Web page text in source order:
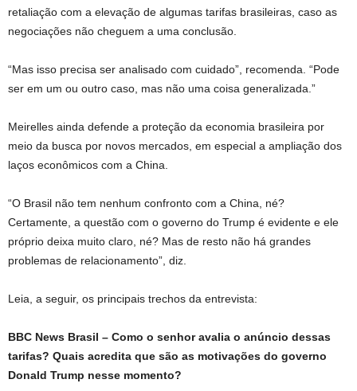
retaliação com a elevação de algumas tarifas brasileiras, caso as
negociações não cheguem a uma conclusão.
“Mas isso precisa ser analisado com cuidado”, recomenda. “Pode
ser em um ou outro caso, mas não uma coisa generalizada.”
Meirelles ainda defende a proteção da economia brasileira por
meio da busca por novos mercados, em especial a ampliação dos
laços econômicos com a China.
“O Brasil não tem nenhum confronto com a China, né?
Certamente, a questão com o governo do Trump é evidente e ele
próprio deixa muito claro, né? Mas de resto não há grandes
problemas de relacionamento”, diz.
Leia, a seguir, os principais trechos da entrevista:
BBC News Brasil – Como o senhor avalia o anúncio dessas
tarifas? Quais acredita que são as motivações do governo
Donald Trump nesse momento?